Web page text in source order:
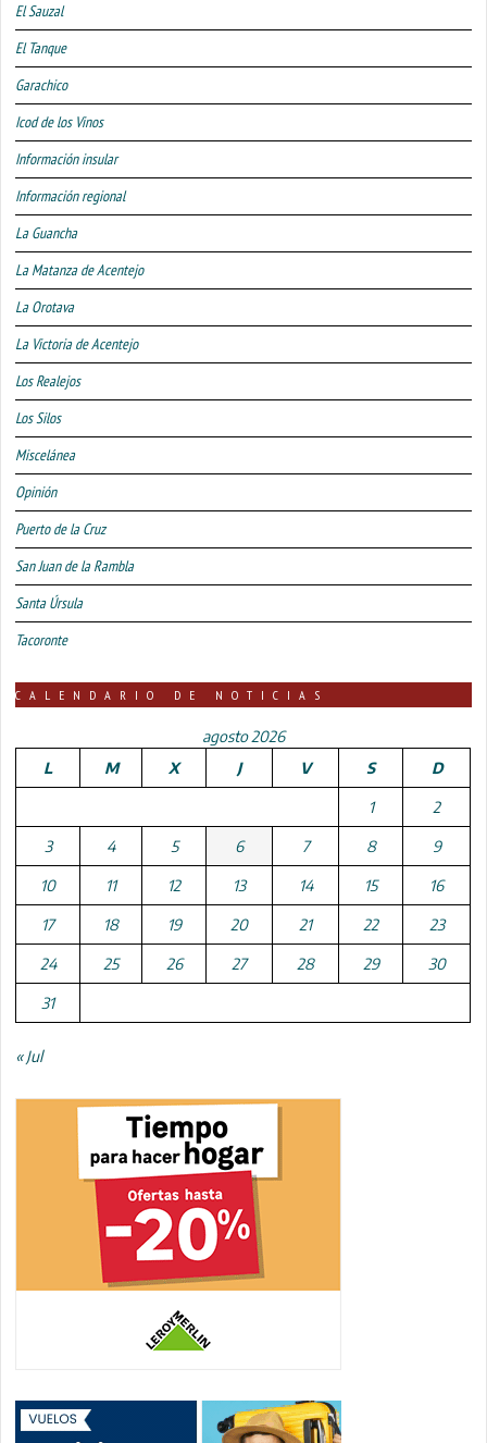
El Sauzal
El Tanque
Garachico
Icod de los Vinos
Información insular
Información regional
La Guancha
La Matanza de Acentejo
La Orotava
La Victoria de Acentejo
Los Realejos
Los Silos
Miscelánea
Opinión
Puerto de la Cruz
San Juan de la Rambla
Santa Úrsula
Tacoronte
CALENDARIO DE NOTICIAS
agosto 2026
L
M X J V S D
1 2
3 4 5 6 7 8 9
10 11 12 13 14 15 16
17 18 19 20 21 22 23
24 25 26 27 28 29 30
31
« Jul